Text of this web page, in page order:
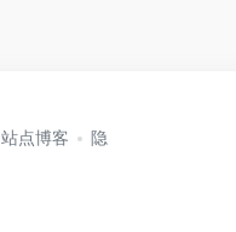
站点博客
隐